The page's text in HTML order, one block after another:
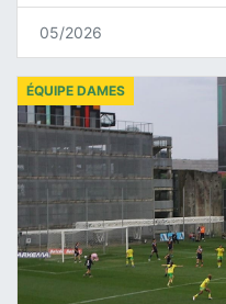
05/2026
ÉQUIPE DAMES